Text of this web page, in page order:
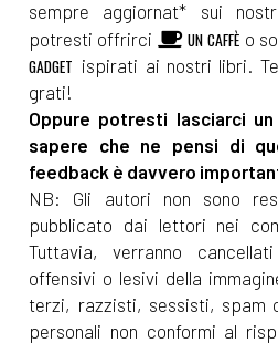
sempre aggiornat* sui
potresti offrirci
UN CAFFÈ o
GADGET ispirati ai nostri libri.
grati!
Oppure potresti lasciarci
sapere che ne pensi di
feedback è davvero
NB: Gli autori non sono
pubblicato dai lettori nei
Tuttavia, verranno
offensivi o lesivi della
terzi, razzisti, sessisti, spam
personali non conformi al